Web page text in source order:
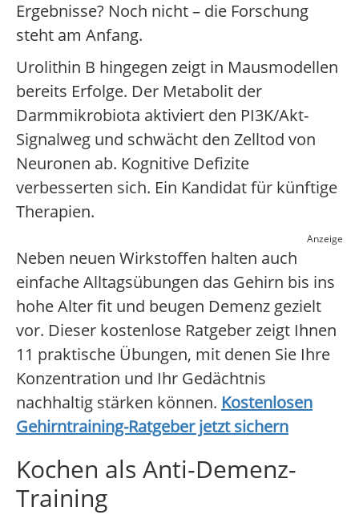
Ergebnisse? Noch nicht – die Forschung
steht am Anfang.
Urolithin B hingegen zeigt in Mausmodellen
bereits Erfolge. Der Metabolit der
Darmmikrobiota aktiviert den PI3K/Akt-
Signalweg und schwächt den Zelltod von
Neuronen ab. Kognitive Defizite
verbesserten sich. Ein Kandidat für künftige
Therapien.
Anzeige
Neben neuen Wirkstoffen halten auch
einfache Alltagsübungen das Gehirn bis ins
hohe Alter fit und beugen Demenz gezielt
vor. Dieser kostenlose Ratgeber zeigt Ihnen
11 praktische Übungen, mit denen Sie Ihre
Konzentration und Ihr Gedächtnis
nachhaltig stärken können. Kostenlosen
Gehirntraining-Ratgeber jetzt sichern
Kochen als Anti-Demenz-
Training